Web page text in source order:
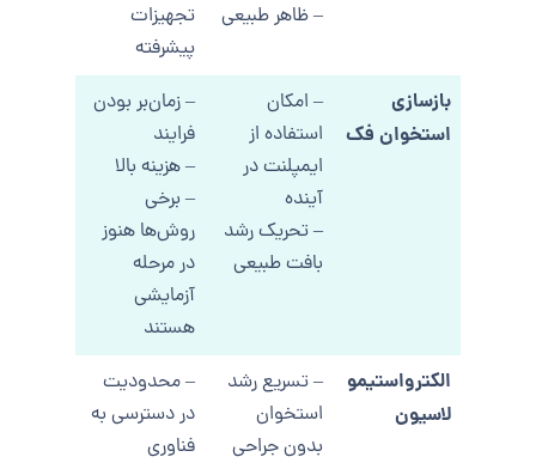
– ظاهر طبیعی
تجهیزات
پیشرفته
بازسازی
استخوان فک
– امکان
استفاده از
ایمپلنت در
آینده
– تحریک رشد
بافت طبیعی
– زمان‌بر بودن
فرایند
– هزینه بالا
– برخی
روش‌ها هنوز
در مرحله
آزمایشی
هستند
الکترواستیمو
لاسیون
– تسریع رشد
استخوان
بدون جراحی
– محدودیت
در دسترسی به
فناوری